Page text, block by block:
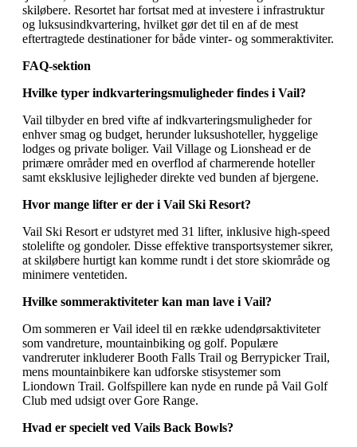
skiløbere. Resortet har fortsat med at investere i infrastruktur
og luksusindkvartering, hvilket gør det til en af de mest
eftertragtede destinationer for både vinter- og sommeraktiviter.
FAQ-sektion
Hvilke typer indkvarteringsmuligheder findes i Vail?
Vail tilbyder en bred vifte af indkvarteringsmuligheder for
enhver smag og budget, herunder luksushoteller, hyggelige
lodges og private boliger. Vail Village og Lionshead er de
primære områder med en overflod af charmerende hoteller
samt eksklusive lejligheder direkte ved bunden af bjergene.
Hvor mange lifter er der i Vail Ski Resort?
Vail Ski Resort er udstyret med 31 lifter, inklusive high-speed
stolelifte og gondoler. Disse effektive transportsystemer sikrer,
at skiløbere hurtigt kan komme rundt i det store skiområde og
minimere ventetiden.
Hvilke sommeraktiviteter kan man lave i Vail?
Om sommeren er Vail ideel til en række udendørsaktiviteter
som vandreture, mountainbiking og golf. Populære
vandreruter inkluderer Booth Falls Trail og Berrypicker Trail,
mens mountainbikere kan udforske stisystemer som
Liondown Trail. Golfspillere kan nyde en runde på Vail Golf
Club med udsigt over Gore Range.
Hvad er specielt ved Vails Back Bowls?